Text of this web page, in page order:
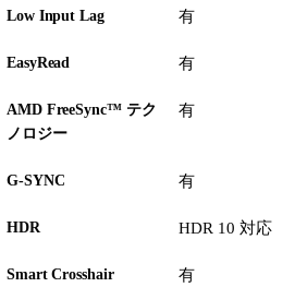
Low Input Lag 有
EasyRead 有
AMD FreeSync™ テク
ノロジー
有
G-SYNC 有
HDR HDR 10 対応
Smart Crosshair 有